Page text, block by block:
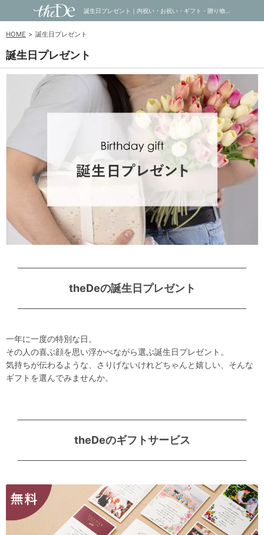
誕生日プレゼント｜内祝い・お祝い・ギフト・贈り物の通販サイトtheDe(ザディー)
HOME 誕生日プレゼント
誕生日プレゼント
theDeの誕生日プレゼント
一年に一度の特別な日。
その人の喜ぶ顔を思い浮かべながら選ぶ誕生日プレゼント。
気持ちが伝わるような、さりげないけれどちゃんと嬉しい、そんな
ギフトを選んでみませんか。
theDeのギフトサービス